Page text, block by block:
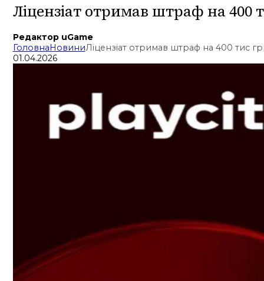
Ліцензіат отримав штраф на 400
Редактор uGame
ГоловнаНовиниЛіцензіат отримав штраф на 400 тис
01.04.2026